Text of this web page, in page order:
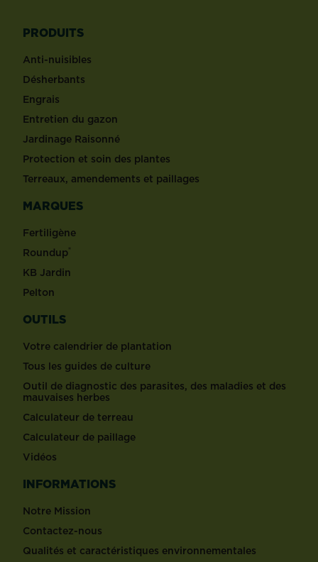
PRODUITS
Anti-nuisibles
Désherbants
Engrais
Entretien du gazon
Jardinage Raisonné
Protection et soin des plantes
Terreaux, amendements et paillages
MARQUES
Fertiligène
Roundup®
KB Jardin
Pelton
OUTILS
Votre calendrier de plantation
Tous les guides de culture
Outil de diagnostic des parasites, des maladies et des
mauvaises herbes
Calculateur de terreau
Calculateur de paillage
Vidéos
INFORMATIONS
Notre Mission
Contactez-nous
Qualités et caractéristiques environnementales